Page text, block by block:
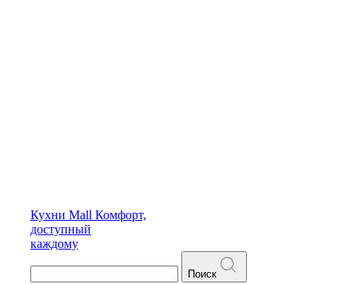
Кухни Mall Комфорт,
доступный
каждому
Поиск